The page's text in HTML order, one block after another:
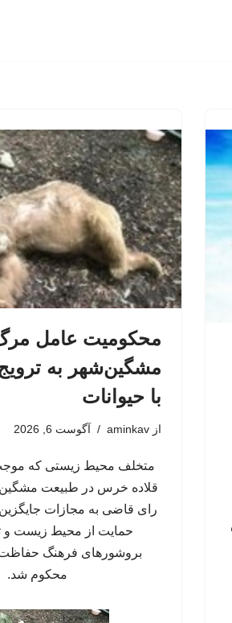
محکومیت عامل
مشگین‌شهر به
با حیوانات
از aminkav آگوست 6, 2026
متخلف محیط زیستی که
قلاده خرس در طبیعت
رای قاضی به مجازات
حمایت از محیط زیست و
بروشورهای فرهنگ
محکوم شد.